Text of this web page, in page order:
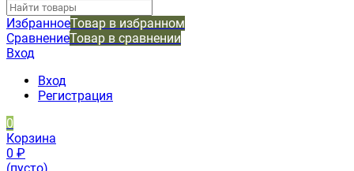
ИзбранноеТовар в избранном
СравнениеТовар в сравнении
Вход
Вход
Регистрация
0
Корзина
0 ₽